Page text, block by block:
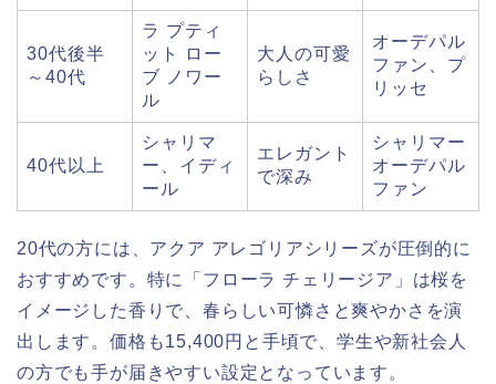
30代後半
～40代
ラ プティ
ット ロー
ブ ノワー
ル
大人の可愛
らしさ
オーデパル
ファン、プ
リッセ
40代以上
シャリマ
ー、イディ
ール
エレガント
で深み
シャリマー
オーデパル
ファン
20代の方には、アクア アレゴリアシリーズが圧倒的に
おすすめです。特に「フローラ チェリージア」は桜を
イメージした香りで、春らしい可憐さと爽やかさを演
出します。価格も15,400円と手頃で、学生や新社会人
の方でも手が届きやすい設定となっています。